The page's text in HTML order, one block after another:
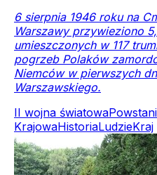
6 sierpnia 1946 roku na
Warszawy przywieziono
umieszczonych w 117
pogrzeb Polaków
Niemców w pierwszych
Warszawskiego.
II wojna światowa
KrajowaHistoriaLudzieKraj